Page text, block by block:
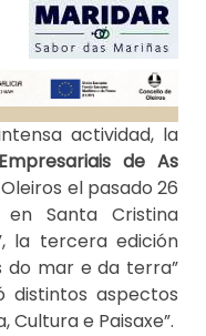
actividad, la
de As
el pasado 26
Santa Cristina
la tercera edición
do mar e da terra”
distintos aspectos
Cultura e Paisaxe”.